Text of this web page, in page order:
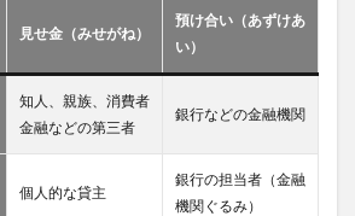
見せ金（みせがね）
預け合い（あずけあ
い）
知人、親族、消費者
金融などの第三者
銀行などの金融機関
個人的な貸主
銀行の担当者（金融
機関ぐるみ）